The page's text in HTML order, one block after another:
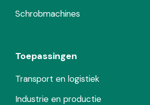
Schrobmachines
Toepassingen
Transport en logistiek
Industrie en productie